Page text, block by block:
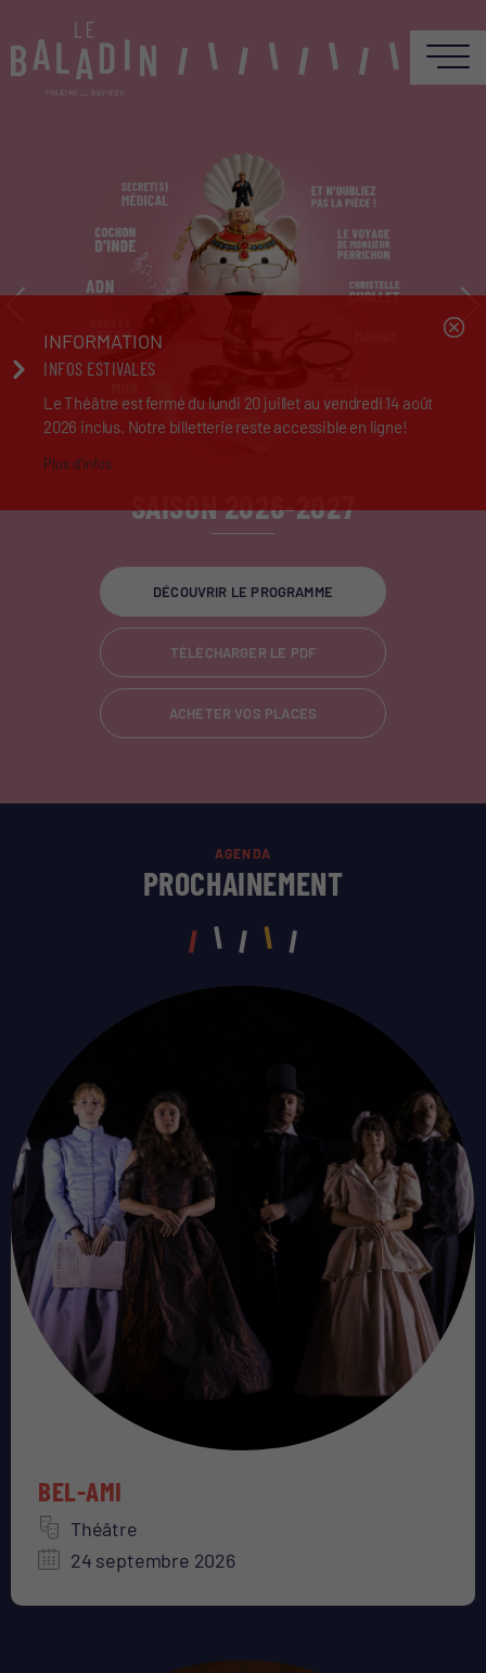
SAISON 2026-2027
DÉCOUVRIR LE PROGRAMME
TÉLÉCHARGER LE PDF
ACHETER VOS PLACES
INFORMATION
INFOS ESTIVALES
Le Théâtre est fermé du lundi 20 juillet au vendredi 14 août
2026 inclus. Notre billetterie reste accessible en ligne!
Plus d'infos
AGENDA
PROCHAINEMENT
BEL-AMI
Théâtre
24 septembre 2026